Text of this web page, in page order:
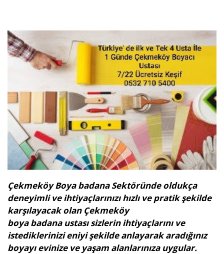
Çekmeköy Boya badana Sektöründe oldukça
deneyimli ve ihtiyaçlarınızı hızlı ve pratik şekilde
karşılayacak olan Çekmeköy
boya badana ustası sizlerin ihtiyaçlarını ve
istediklerinizi eniyi şekilde anlayarak aradığınız
boyayı evinize ve yaşam alanlarınıza uygular.